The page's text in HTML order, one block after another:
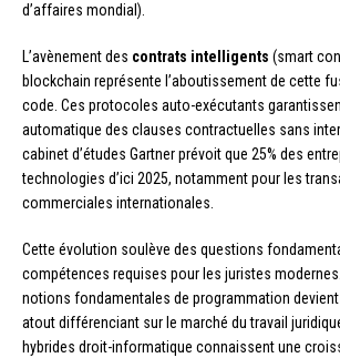
d’affaires mondial).
L’avènement des contrats intelligents (smart
blockchain représente l’aboutissement de cette
code. Ces protocoles auto-exécutants
automatique des clauses contractuelles sans
cabinet d’études Gartner prévoit que 25% des
technologies d’ici 2025, notamment pour les
commerciales internationales.
Cette évolution soulève des questions
compétences requises pour les juristes
notions fondamentales de programmation
atout différenciant sur le marché du travail
hybrides droit-informatique connaissent une